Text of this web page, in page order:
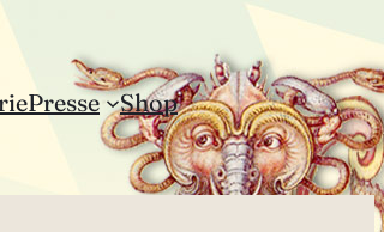
Presse Shop